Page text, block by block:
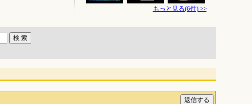
もっと見る(6件) >>